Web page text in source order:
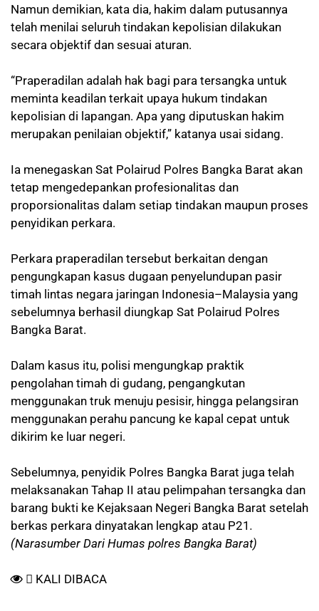
Namun demikian, kata dia, hakim dalam putusannya
telah menilai seluruh tindakan kepolisian dilakukan
secara objektif dan sesuai aturan.
“Praperadilan adalah hak bagi para tersangka untuk
meminta keadilan terkait upaya hukum tindakan
kepolisian di lapangan. Apa yang diputuskan hakim
merupakan penilaian objektif,” katanya usai sidang.
Ia menegaskan Sat Polairud Polres Bangka Barat akan
tetap mengedepankan profesionalitas dan
proporsionalitas dalam setiap tindakan maupun proses
penyidikan perkara.
Perkara praperadilan tersebut berkaitan dengan
pengungkapan kasus dugaan penyelundupan pasir
timah lintas negara jaringan Indonesia–Malaysia yang
sebelumnya berhasil diungkap Sat Polairud Polres
Bangka Barat.
Dalam kasus itu, polisi mengungkap praktik
pengolahan timah di gudang, pengangkutan
menggunakan truk menuju pesisir, hingga pelangsiran
menggunakan perahu pancung ke kapal cepat untuk
dikirim ke luar negeri.
Sebelumnya, penyidik Polres Bangka Barat juga telah
melaksanakan Tahap II atau pelimpahan tersangka dan
barang bukti ke Kejaksaan Negeri Bangka Barat setelah
berkas perkara dinyatakan lengkap atau P21 .
(Narasumber Dari Humas polres Bangka Barat)
KALI DIBACA